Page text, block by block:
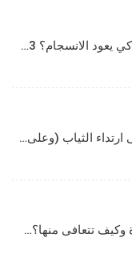
الانسجام؟ 3…
الثياب (وعلى…
وكيف تتعافى منها؟…